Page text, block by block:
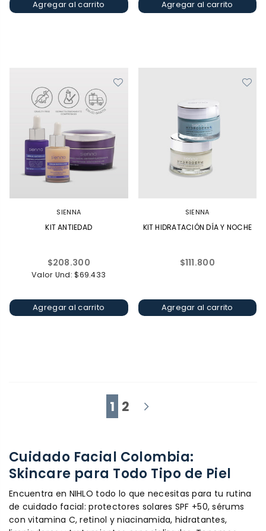
Agregar al carrito Agregar al carrito
SIENNA
KIT ANTIEDAD
Precio
habitual
$208.300
Valor Und: $69.433
Agregar al carrito
SIENNA
KIT HIDRATACIÓN DÍA Y NOCHE
Precio
$111.800
Agregar al carrito
1 2
Cuidado Facial Colombia:
Skincare para Todo Tipo de Piel
Encuentra en NIHLO todo lo que necesitas para tu rutina
de cuidado facial: protectores solares SPF +50, sérums
con vitamina C, retinol y niacinamida, hidratantes,